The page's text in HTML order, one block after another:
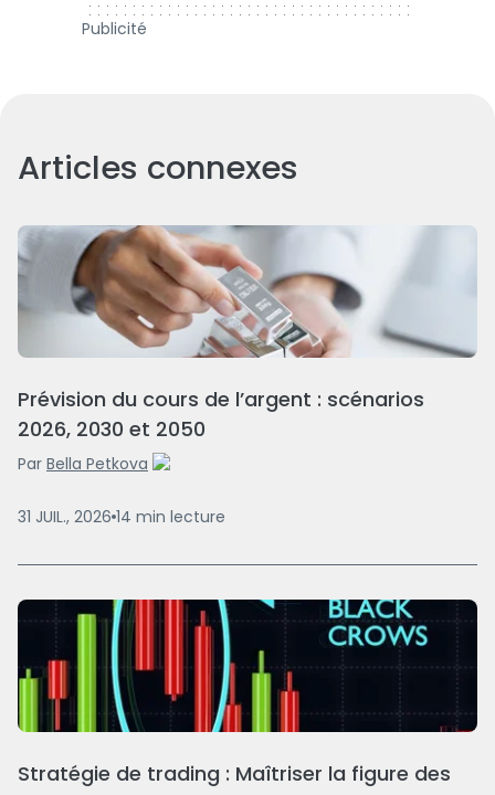
Publicité
Articles connexes
Prévision du cours de l’argent : scénarios
2026, 2030 et 2050
Par Bella Petkova
31 JUIL., 2026 14 min lecture
Stratégie de trading : Maîtriser la figure des